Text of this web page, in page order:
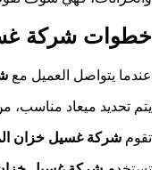
خطوات شركة
عندما يتواصل العميل مع
يتم تحديد ميعاد
تقوم شركة غسيل خزان